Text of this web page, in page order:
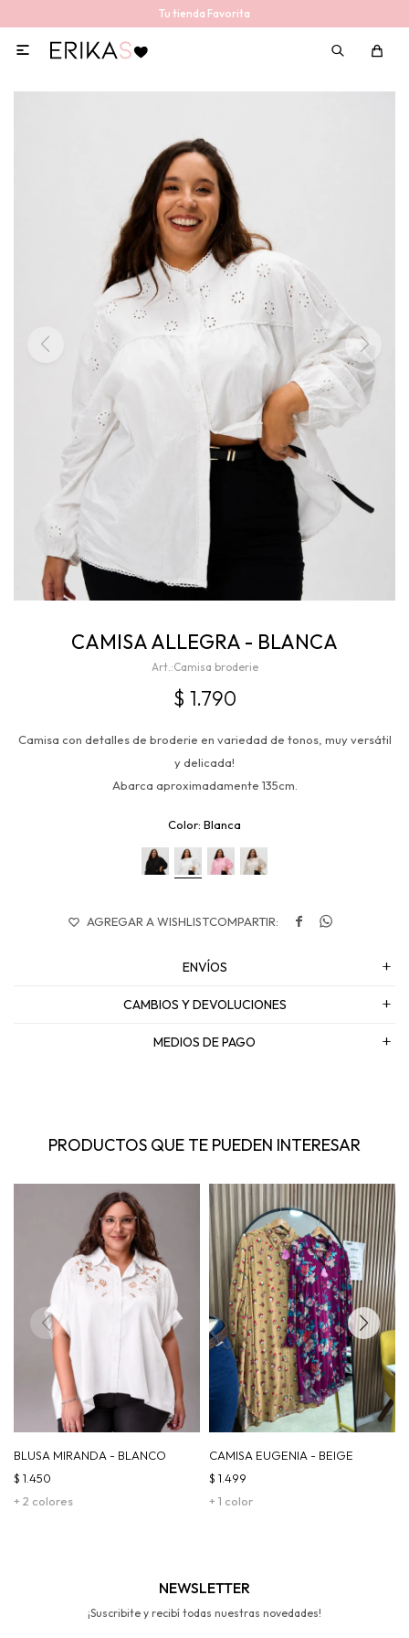
Tu tienda Favorita

CAMISA ALLEGRA - BLANCA
Camisa broderie
$ 1.790
Camisa con detalles de broderie en variedad de tonos, muy versátil
y delicada!
Abarca aproximadamente 135cm.
Blanca
 
ENVÍOS
CAMBIOS Y DEVOLUCIONES
MEDIOS DE PAGO
PRODUCTOS QUE TE PUEDEN INTERESAR
BLUSA MIRANDA - BLANCO
+ 2 colores
$ 1.450
CAMISA EUGENIA - BEIGE
+ 1 color
$ 1.499
NEWSLETTER
¡Suscribite y recibí todas nuestras novedades!